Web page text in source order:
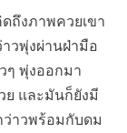
ถึงภาพควยเขา
วพุ่งผ่านฝ่ามือ
ๆ พุ่งออกมา
ย และมันก็ยังมี
ว่าวพร้อมกับดม